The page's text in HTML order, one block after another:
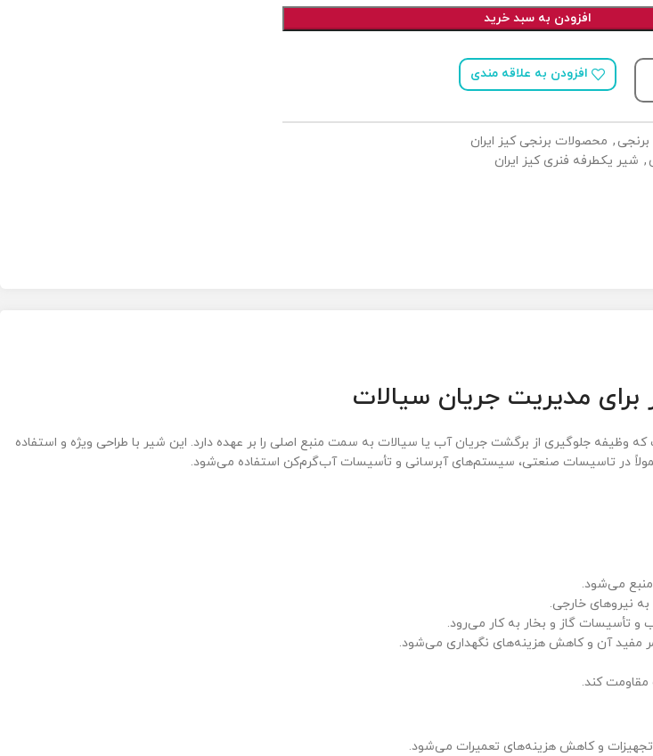
افزودن به سبد خرید
افزودن به علاقه مندی
, محصولات برنجی کیز ایران
, شیر یکطرفه فنری کیز ایران
و پمپ‌ها است که وظیفه جلوگیری از برگشت جریان آب یا سیالات به سمت منبع اصلی را بر عهده دارد. این شیر با طراحی ویژه و استفاده
در تاسیسات صنعتی، سیستم‌های آبرسانی و تأسیسات آب‌گرم‌کن استفاده می‌شود.
می‌شود.
به نیروهای خارجی.
تأسیسات گاز و بخار به کار می‌رود.
مفید آن و کاهش هزینه‌های نگهداری می‌شود.
مقاومت کند.
و کاهش هزینه‌های تعمیرات می‌شود.